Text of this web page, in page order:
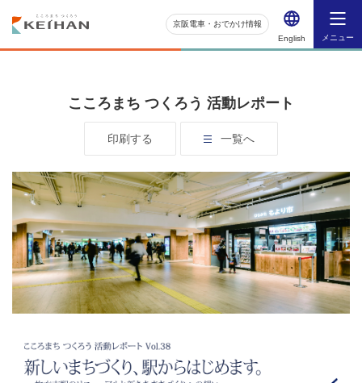
English メニュー
京阪電車・おでかけ情報
こころまち つくろう 活動レポート
印刷する 一覧へ